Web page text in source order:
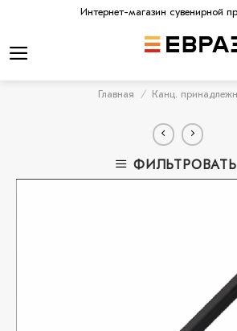
content
Интернет-магазин сувенирной
Главная / Канц.
ФИЛЬТРОВАТЬ